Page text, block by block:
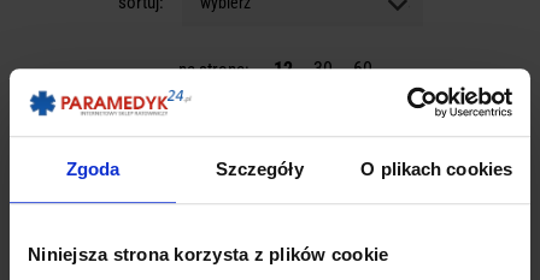
Zgoda Szczegóły O plikach cookies
Niniejsza strona korzysta z plików cookie
na stronę: 12 30 60